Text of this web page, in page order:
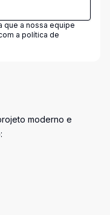
que a nossa equipe
a política de
moderno e